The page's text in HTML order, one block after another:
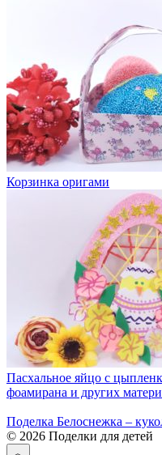
Корзинка оригами
Пасхальное яйцо с
фоамирана и других
Поделка Белоснежка –
© 2026 Поделки для детей